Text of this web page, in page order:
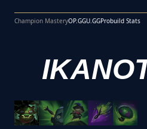
Champion MasteryOP.GGU.GGProbuild Stats